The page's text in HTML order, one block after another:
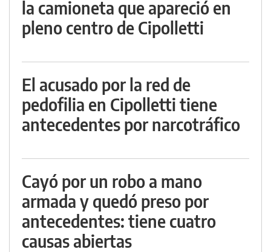
la camioneta que apareció en
pleno centro de Cipolletti
El acusado por la red de
pedofilia en Cipolletti tiene
antecedentes por narcotráfico
Cayó por un robo a mano
armada y quedó preso por
antecedentes: tiene cuatro
causas abiertas